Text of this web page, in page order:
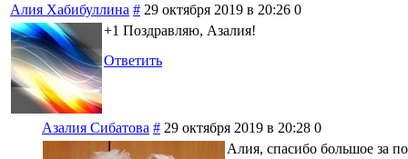
Алия Хабибуллина # 29 октября 2019 в 20:26 0
+1 Поздравляю, Азалия!
Ответить
Азалия Сибатова # 29 октября 2019 в 20:28 0
Алия, спасибо большое за